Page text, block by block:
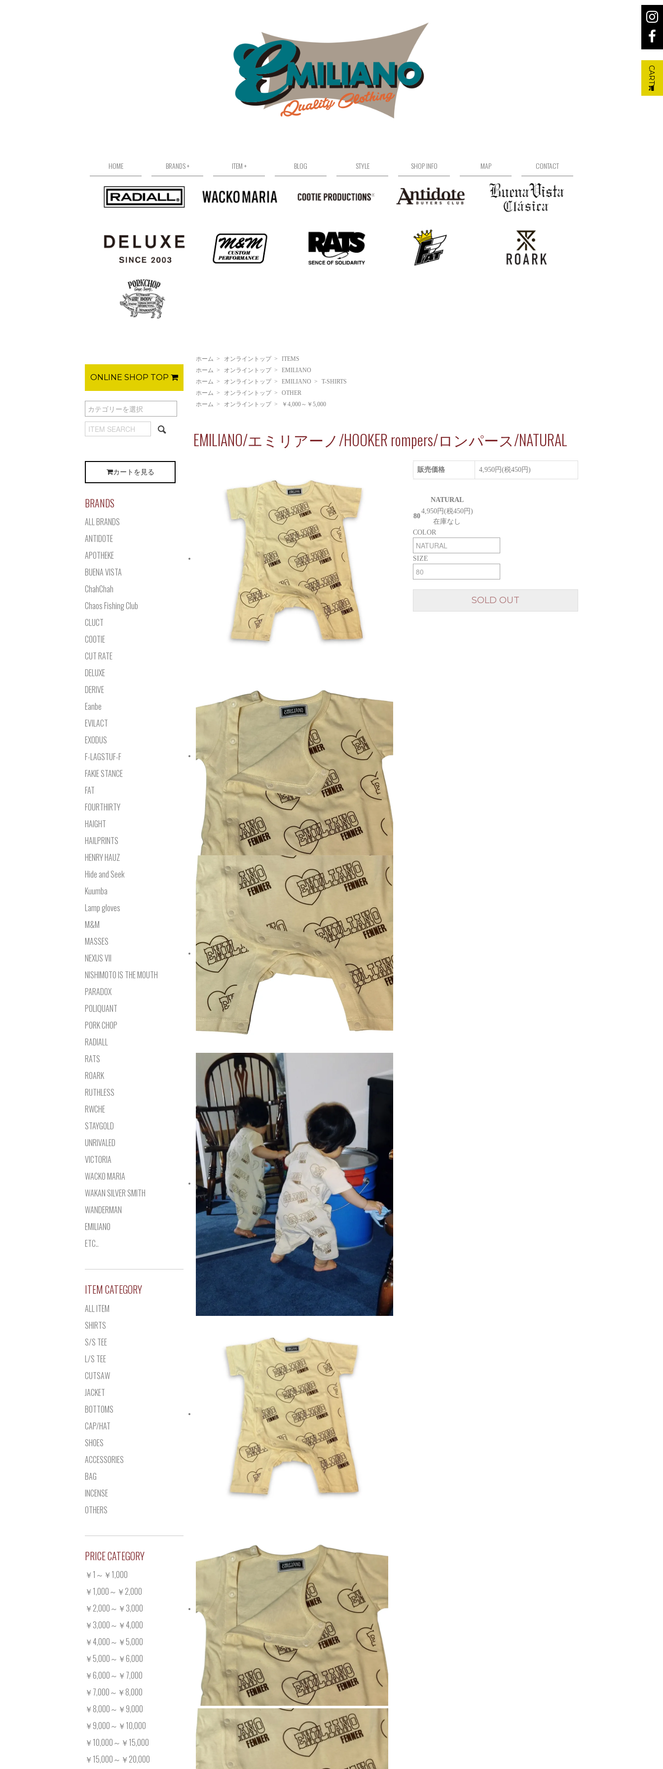
CART
HOME BRANDS + ITEM + BLOG STYLE SHOP INFO MAP CONTACT
ホーム > オンライントップ >
ITEMS
ホーム > オンライントップ >
EMILIANO
ホーム > オンライントップ > EMILIANO >
T-SHIRTS
ホーム > オンライントップ >
OTHER
ホーム > オンライントップ > ￥4,000～￥5,000
EMILIANO/エミリアーノ/HOOKER rompers/ロンパース/NATURAL
販売価格 4,950円(税450円)
NATURAL
80
4,950円(税450円)
在庫なし
COLOR
SIZE
SOLD OUT
ONLINE SHOP TOP
カートを見る
BRANDS
ALL BRANDS
ANTIDOTE
APOTHEKE
BUENA VISTA
ChahChah
Chaos Fishing Club
CLUCT
COOTIE
CUT RATE
DELUXE
DERIVE
Eanbe
EVILACT
EXODUS
F-LAGSTUF-F
FAKIE STANCE
FAT
FOURTHIRTY
HAIGHT
HAILPRINTS
HENRY HAUZ
Hide and Seek
Kuumba
Lamp gloves
M&M
MASSES
NEXUS VII
NISHIMOTO IS THE MOUTH
PARADOX
POLIQUANT
PORK CHOP
RADIALL
RATS
ROARK
RUTHLESS
RWCHE
STAYGOLD
UNRIVALED
VICTORIA
WACKO MARIA
WAKAN SILVER SMITH
WANDERMAN
EMILIANO
ETC..
ITEM CATEGORY
ALL ITEM
SHIRTS
S/S TEE
L/S TEE
CUTSAW
JACKET
BOTTOMS
CAP/HAT
SHOES
ACCESSORIES
BAG
INCENSE
OTHERS
PRICE CATEGORY
￥1～￥1,000
￥1,000～￥2,000
￥2,000～￥3,000
￥3,000～￥4,000
￥4,000～￥5,000
￥5,000～￥6,000
￥6,000～￥7,000
￥7,000～￥8,000
￥8,000～￥9,000
￥9,000～￥10,000
￥10,000～￥15,000
￥15,000～￥20,000